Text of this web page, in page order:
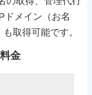
ドメイン（お名
取得可能です。
金